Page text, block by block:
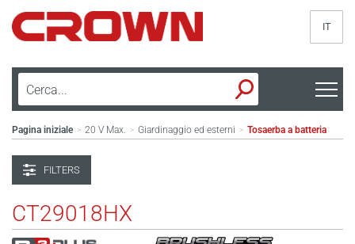
IT
Pagina iniziale > 20 V Max. > Giardinaggio ed esterni > Tosaerba a batteria
FILTERS
CT29018HX